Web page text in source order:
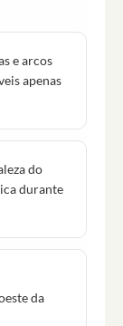
e arcos
apenas
do
durante
da